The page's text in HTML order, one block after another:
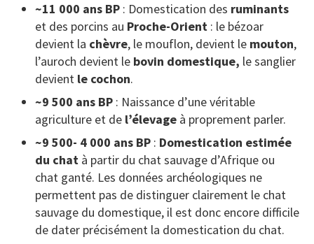
~11 000 ans BP : Domestication des ruminants
et des porcins au Proche-Orient : le bézoar
devient la chèvre, le mouflon, devient le mouton,
l’auroch devient le bovin domestique, le sanglier
devient le cochon.
~9 500 ans BP : Naissance d’une véritable
agriculture et de l’élevage à proprement parler.
~9 500- 4 000 ans BP : Domestication estimée
du chat à partir du chat sauvage d’Afrique ou
chat ganté. Les données archéologiques ne
permettent pas de distinguer clairement le chat
sauvage du domestique, il est donc encore difficile
de dater précisément la domestication du chat.